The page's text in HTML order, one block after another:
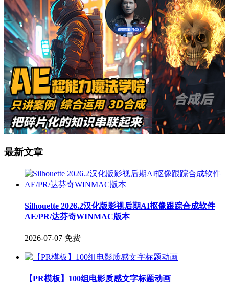
最新文章
Silhouette 2026.2汉化版影视后期AI抠像跟踪合成软件
AE/PR/达芬奇WINMAC版本
2026-07-07 免费
【PR模板】100组电影质感文字标题动画